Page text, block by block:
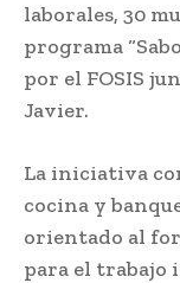
laborales, 30
programa
por el FOSIS
Javier.
La iniciativa
cocina y
orientado al
para el trabajo